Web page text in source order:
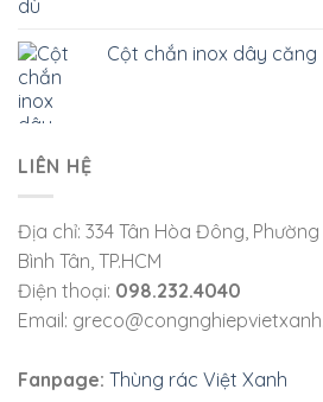
Cột chắn inox dây căng
LIÊN HỆ
Địa chỉ: 334 Tân Hòa Đông,
Bình Tân, TP.HCM
Điện thoại: 098.232.4040
Email:
Fanpage: Thùng rác Việt Xanh